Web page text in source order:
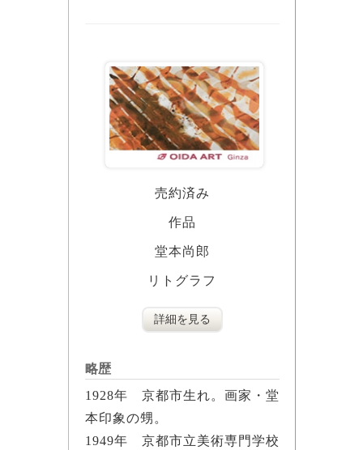
売約済み
作品
堂本尚郎
リトグラフ
詳細を見る
略歴
1928年 京都市生れ。画家・堂
本印象の甥。
1949年 京都市立美術専門学校